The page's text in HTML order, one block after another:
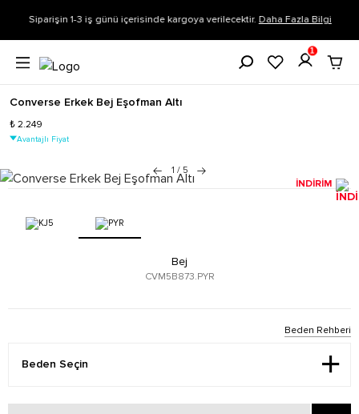
Siparişin 1-3 iş günü içerisinde kargoya verilecektir. Daha Fazla Bilgi
1
Converse Erkek Bej Eşofman Altı
₺ 2.249
Avantajlı Fiyat
1 / 5
İNDİRİM
Bej
CVM5B873.PYR
Beden Rehberi